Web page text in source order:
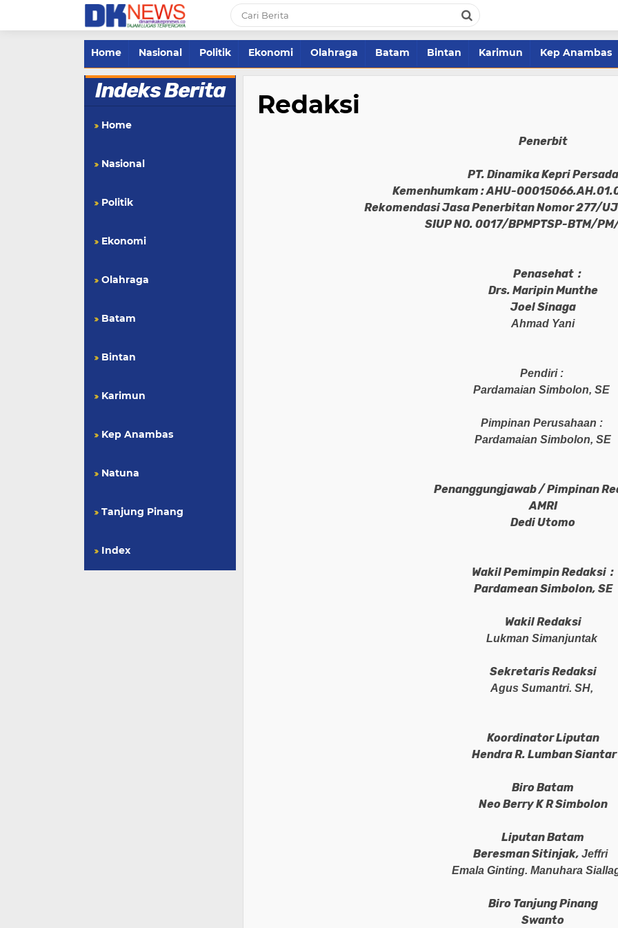
Home Nasional Politik Ekonomi Olahraga Batam Bintan Karimun Kep Anambas
Indeks Berita
Home
Nasional
Politik
Ekonomi
Olahraga
Batam
Bintan
Karimun
Kep Anambas
Natuna
Tanjung Pinang
Index
Redaksi
Penerbit
PT. Dinamika Kepri Persada
Kemenhumkam : AHU-
Rekomendasi Jasa Penerbitan Nomor 277/
SIUP NO. 0017/BPMPTSP-BTM/
Penasehat :
Drs. Maripin Munthe
Joel Sinaga
Ahmad Yani
Pendiri :
Pardamaian Simbolon, SE
Pimpinan Perusahaan :
Pardamaian Simbolon, SE
Penanggungjawab/ Pimpinan
AMRI
Dedi Utomo
Wakil Pemimpin Redaksi :
Pardamean Simbolon, SE
Wakil Redaksi
Lukman Simanjuntak
Sekretaris Redaksi
Agus Sumantri. SH,
Koordinator Liputan
Hendra R. Lumban Siantar
Biro Batam
Neo Berry K R Simbolon
Liputan Batam
Beresman Sitinjak, Jeffri
Emala Ginting. Manuhara
Biro Tanjung Pinang
Swanto